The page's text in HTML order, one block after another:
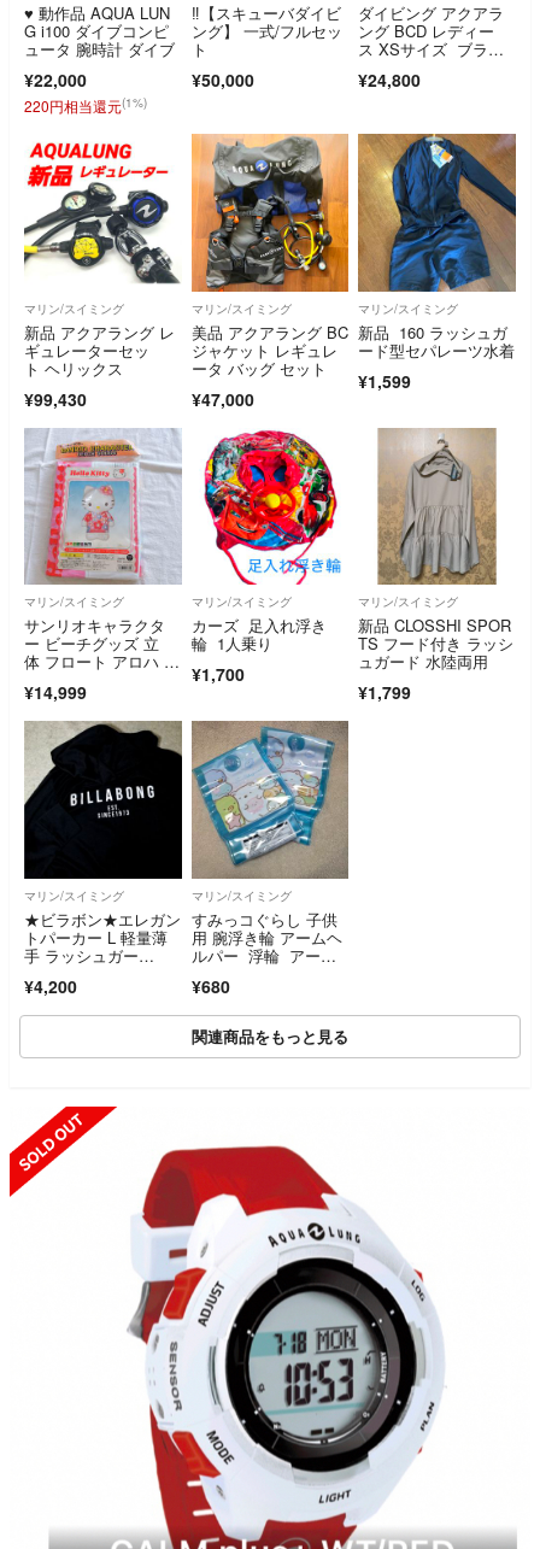
♥️ 動作品 AQUA LUN
G i100 ダイブコンピ
ュータ 腕時計 ダイブ
¥22,000
220円相当還元(1%)
‼【スキューバダイビ
ング】 一式/フルセッ
ト
¥50,000
ダイビング アクアラ
ング BCD レディー
ス XSサイズ ブラッ
¥24,800
マリン/スイミング
新品 アクアラング レ
ギュレーターセッ
ト ヘリックス
¥99,430
マリン/スイミング
美品 アクアラング BC
ジャケット レギュレ
ータ バッグ セット
¥47,000
マリン/スイミング
新品 160 ラッシュガ
ード型セパレーツ水着
¥1,599
マリン/スイミング
サンリオキャラクタ
ー ビーチグッズ 立
体 フロート アロハ キ
¥14,999
マリン/スイミング
カーズ 足入れ浮き
輪 1人乗り
¥1,700
マリン/スイミング
新品 CLOSSHI SPOR
TS フード付き ラッシ
ュガード 水陸両用
¥1,799
マリン/スイミング
★ビラボン★エレガン
トパーカー L 軽量薄
手 ラッシュガー
ABONG ブラック 羽
織り UV機能付き
¥4,200
マリン/スイミング
すみっコぐらし 子供
用 腕浮き輪 アームヘ
ルパー 浮輪 アーム
¥680
関連商品をもっと見る